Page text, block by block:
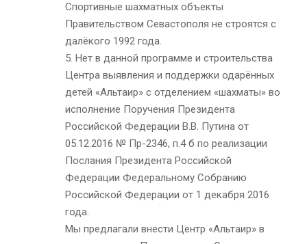
Спортивные шахматных объекты
Правительством Севастополя не строятся с
далёкого 1992 года.
5. Нет в данной программе и строительства
Центра выявления и поддержки одарённых
детей «Альтаир» с отделением «шахматы» во
исполнение Поручения Президента
Российской Федерации В.В. Путина от
05.12.2016 № Пр-2346, п.4 б по реализации
Послания Президента Российской
Федерации Федеральному Собранию
Российской Федерации от 1 декабря 2016
года.
Мы предлагали внести Центр «Альтаир» в